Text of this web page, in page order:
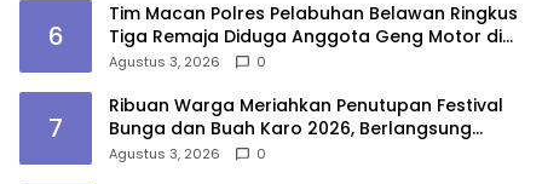
6
Tim Macan Polres Pelabuhan Belawan Ringkus
Tiga Remaja Diduga Anggota Geng Motor di
Marelan
Agustus 3, 2026 0
7
Ribuan Warga Meriahkan Penutupan Festival
Bunga dan Buah Karo 2026, Berlangsung
Aman di Bawah Pengamanan Gabungan
Agustus 3, 2026 0